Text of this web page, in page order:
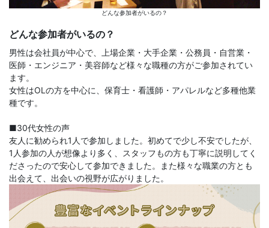
どんな参加者がいるの？
どんな参加者がいるの？
男性は会社員が中心で、上場企業・大手企業・公務員・自営業・
医師・エンジニア・美容師など様々な職種の方がご参加されてい
ます。
女性はOLの方を中心に、保育士・看護師・アパレルなど多種他業
種です。
■30代女性の声
友人に勧められ1人で参加しました。初めてで少し不安でしたが、
1人参加の人が想像より多く、スタッフもの方も丁寧に説明してく
ださったので安心して参加できました。また様々な職業の方とも
出会えて、出会いの視野が広がりました。